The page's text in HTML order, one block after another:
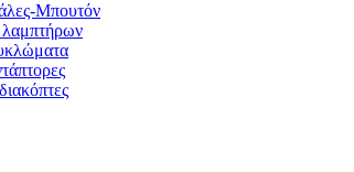
Μπουτόν
λαμπτήρων